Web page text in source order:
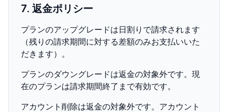
7. 返金ポリシー
プランのアップグレードは日割りで請求されます
（残りの請求期間に対する差額のみお支払いいた
だきます）。
プランのダウングレードは返金の対象外です。現
在のプランは請求期間終了まで有効です。
アカウント削除は返金の対象外です。アカウント